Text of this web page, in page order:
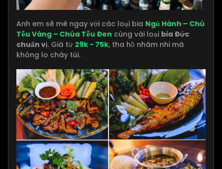
Anh em sẽ mê ngay với các loại bia Ngủ Hành – Chú
Tễu Vàng – Chúa Tễu Đen cùng vài loại bia Đức
chuẩn vị. Giá từ 29k - 75k, tha hồ nhâm nhi mà
không lo cháy túi.